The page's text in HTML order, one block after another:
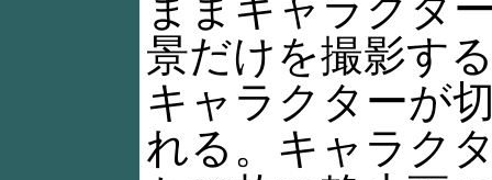
景だけを撮影す
キャラクターが
れる。キャラク